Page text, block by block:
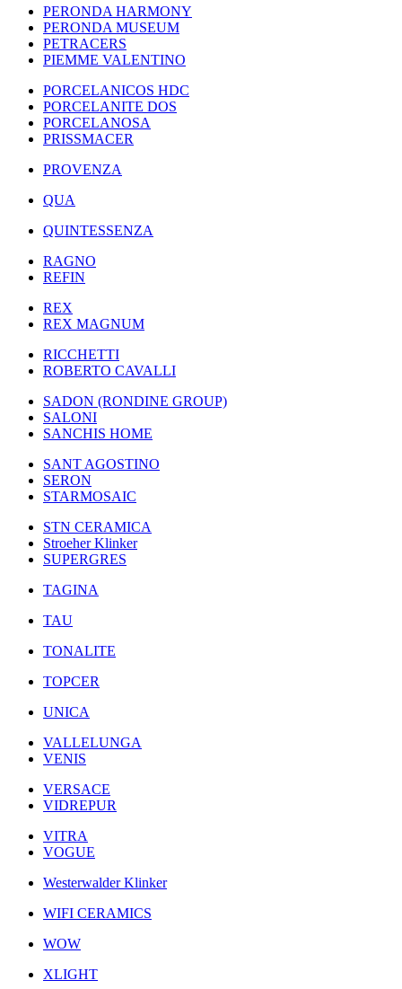
PERONDA HARMONY
PERONDA MUSEUM
PETRACERS
PIEMME VALENTINO
PORCELANICOS HDC
PORCELANITE DOS
PORCELANOSA
PRISSMACER
PROVENZA
QUA
QUINTESSENZA
RAGNO
REFIN
REX
REX MAGNUM
RICCHETTI
ROBERTO CAVALLI
SADON (RONDINE GROUP)
SALONI
SANCHIS HOME
SANT AGOSTINO
SERON
STARMOSAIC
STN CERAMICA
Stroeher Klinker
SUPERGRES
TAGINA
TAU
TONALITE
TOPCER
UNICA
VALLELUNGA
VENIS
VERSACE
VIDREPUR
VITRA
VOGUE
Westerwalder Klinker
WIFI CERAMICS
WOW
XLIGHT